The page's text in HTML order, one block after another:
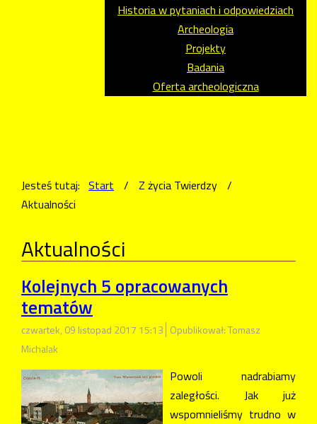
Historia w pytaniach i odpowiedziach
Archeologia
Projekty
Badania
Oferta archeologiczna
Jesteś tutaj: Start / Z życia Twierdzy /
Aktualności
Aktualności
Kolejnych 5 opracowanych
tematów
czwartek, 09 listopad 2017 15:13 Opublikował: Tomasz
Michalak
Powoli nadrabiamy
zaległości. Jak już
wspomnieliśmy trudno w